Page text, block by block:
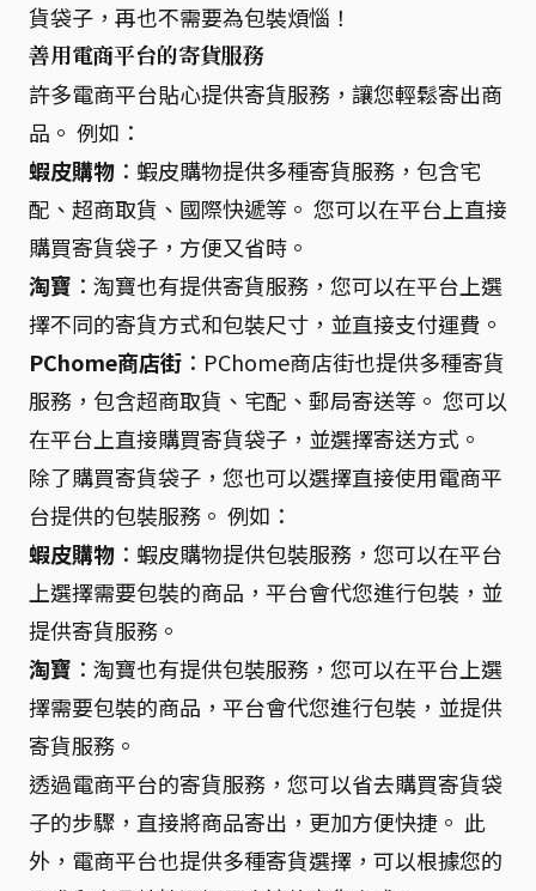
貨袋子，再也不需要為包裝煩惱！
善用電商平台的寄貨服務
許多電商平台貼心提供寄貨服務，讓您輕鬆寄出商
品。 例如：
蝦皮購物 ：蝦皮購物提供多種寄貨服務，包含宅
配、超商取貨、國際快遞等。 您可以在平台上直接
購買寄貨袋子，方便又省時。
淘寶 ：淘寶也有提供寄貨服務，您可以在平台上選
擇不同的寄貨方式和包裝尺寸，並直接支付運費。
PChome商店街 ：PChome商店街也提供多種寄貨
服務，包含超商取貨、宅配、郵局寄送等。 您可以
在平台上直接購買寄貨袋子，並選擇寄送方式。
除了購買寄貨袋子，您也可以選擇直接使用電商平
台提供的包裝服務。 例如：
蝦皮購物 ：蝦皮購物提供包裝服務，您可以在平台
上選擇需要包裝的商品，平台會代您進行包裝，並
提供寄貨服務。
淘寶 ：淘寶也有提供包裝服務，您可以在平台上選
擇需要包裝的商品，平台會代您進行包裝，並提供
寄貨服務。
透過電商平台的寄貨服務，您可以省去購買寄貨袋
子的步驟，直接將商品寄出，更加方便快捷。 此
外，電商平台也提供多種寄貨選擇，可以根據您的